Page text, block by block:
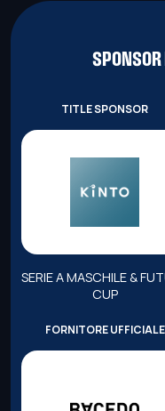
SPONSOR
TITLE SPONSOR
SERIE A MASCHILE &
CUP
FORNITORE UFFICIALE